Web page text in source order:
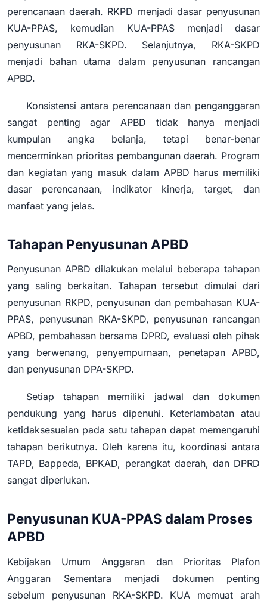
perencanaan daerah. RKPD menjadi dasar penyusunan
KUA-PPAS, kemudian KUA-PPAS menjadi dasar
penyusunan RKA-SKPD. Selanjutnya, RKA-SKPD
menjadi bahan utama dalam penyusunan rancangan
APBD.
Konsistensi antara perencanaan dan penganggaran
sangat penting agar APBD tidak hanya menjadi
kumpulan angka belanja, tetapi benar-benar
mencerminkan prioritas pembangunan daerah. Program
dan kegiatan yang masuk dalam APBD harus memiliki
dasar perencanaan, indikator kinerja, target, dan
manfaat yang jelas.
Tahapan Penyusunan APBD
Penyusunan APBD dilakukan melalui beberapa tahapan
yang saling berkaitan. Tahapan tersebut dimulai dari
penyusunan RKPD, penyusunan dan pembahasan KUA-
PPAS, penyusunan RKA-SKPD, penyusunan rancangan
APBD, pembahasan bersama DPRD, evaluasi oleh pihak
yang berwenang, penyempurnaan, penetapan APBD,
dan penyusunan DPA-SKPD.
Setiap tahapan memiliki jadwal dan dokumen
pendukung yang harus dipenuhi. Keterlambatan atau
ketidaksesuaian pada satu tahapan dapat memengaruhi
tahapan berikutnya. Oleh karena itu, koordinasi antara
TAPD, Bappeda, BPKAD, perangkat daerah, dan DPRD
sangat diperlukan.
Penyusunan KUA-PPAS dalam Proses
APBD
Kebijakan Umum Anggaran dan Prioritas Plafon
Anggaran Sementara menjadi dokumen penting
sebelum penyusunan RKA-SKPD. KUA memuat arah